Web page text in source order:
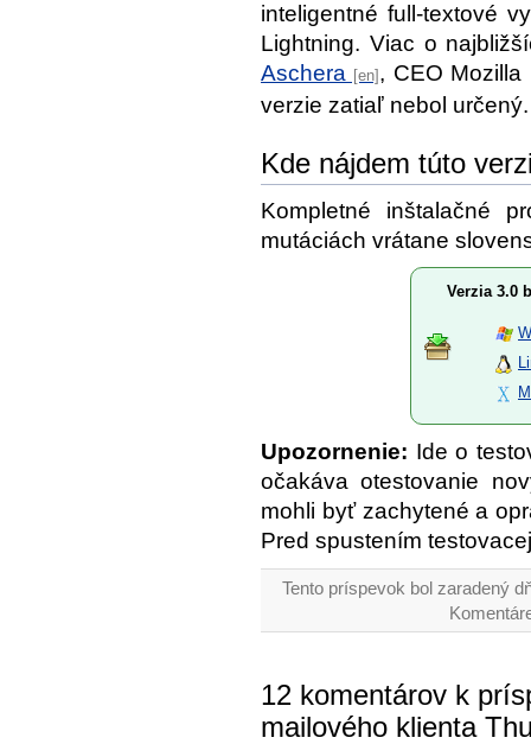
inteligentné full-textové
Lightning. Viac o
Aschera
, CEO
verzie zatiaľ nebol určený.
Kde nájdem túto
Kompletné inštalačné
mutáciách vrátane
Verzia 3.0
Upozornenie: Ide o
očakáva otestovanie
mohli byť zachytené a
Pred spustením
Tento príspevok bol zaradený
12 komentárov k
mailového klienta